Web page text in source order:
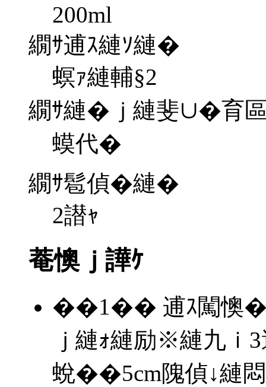
200ml
繝ｻ逋ｽ縺ｿ縺�
螟ｧ縺輔§2
繝ｻ縺�ｊ縺斐∪�育
蟆代�
繝ｻ髱偵�縺�
2譛ｬ
菴懊ｊ譁ｹ
��1�� 逋ｽ闖懊�
ｊ縺ｫ縺励※縺九
蛻��5cm隗偵↓縺